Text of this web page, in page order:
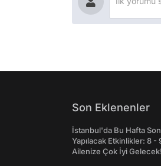
Son Eklenenler
İstanbul'da Bu Hafta
Yapılacak Etkinlikler: 8 -
Ailenize Çok İyi Gelecek!